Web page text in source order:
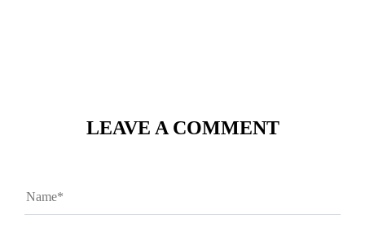
LEAVE A COMMENT